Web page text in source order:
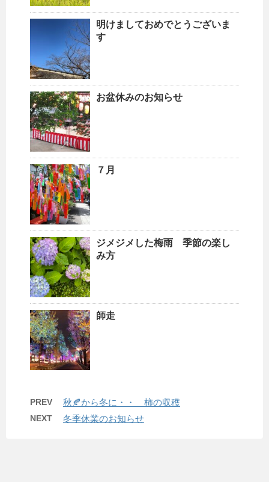
明けましておめでとうございま
す
お盆休みのお知らせ
７月
ジメジメした梅雨 季節の楽し
み方
師走
PREV 秋🍂から冬に・・ 柿の収穫
NEXT 冬季休業のお知らせ